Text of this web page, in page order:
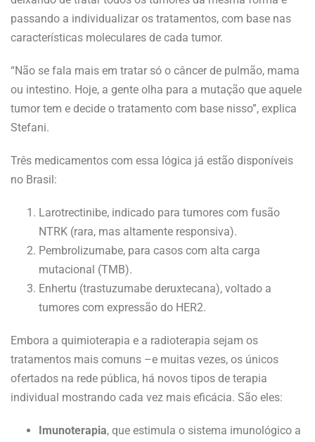
passando a individualizar os tratamentos, com base nas
características moleculares de cada tumor.
“Não se fala mais em tratar só o câncer de pulmão, mama
ou intestino. Hoje, a gente olha para a mutação que aquele
tumor tem e decide o tratamento com base nisso”, explica
Stefani.
Três medicamentos com essa lógica já estão disponíveis
no Brasil:
Larotrectinibe, indicado para tumores com fusão
NTRK (rara, mas altamente responsiva).
Pembrolizumabe, para casos com alta carga
mutacional (TMB).
Enhertu (trastuzumabe deruxtecana), voltado a
tumores com expressão do HER2.
Embora a quimioterapia e a radioterapia sejam os
tratamentos mais comuns –e muitas vezes, os únicos
ofertados na rede pública, há novos tipos de terapia
individual mostrando cada vez mais eficácia. São eles:
Imunoterapia, que estimula o sistema imunológico a